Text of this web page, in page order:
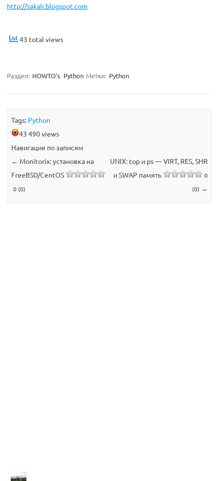
http://sakalr.blogspot.com
43 total views
Раздел: HOWTO's Python Метки: Python
Tags: Python
43 490 views
Навигация по записям
← Monitorix: установка на
FreeBSD/CentOS
0 (0)
UNIX: top и ps — VIRT, RES, SHR
и SWAP память
0
(0) →